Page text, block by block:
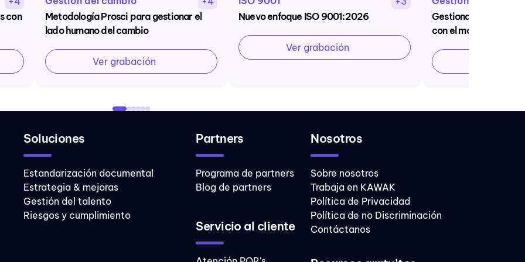
con
Metodología Prosci para gestionar el
lado humano del cambio
Ver grabación
Nuevo enfoque ISO 9001:2026
Ver grabación
Gestiona los
con el modelo ADKAR
Soluciones
Estandarización documental
Estrategia & mejoras
Gestión del talento
Riesgos y cumplimiento
Partners
Programa de partners
Blog de partners
Servicio al cliente
Nosotros
Sobre nosotros
Trabaja en KAWAK
Política de Privacidad
Política de no Discriminación
Contáctanos